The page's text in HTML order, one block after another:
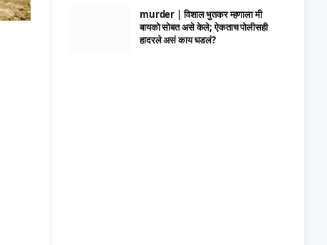
murder | विशाल भुतकर म्हणाला मी
बायको सोबत असे केले; ऐकताच पोलीसही
हादरले असं काय घडलं?